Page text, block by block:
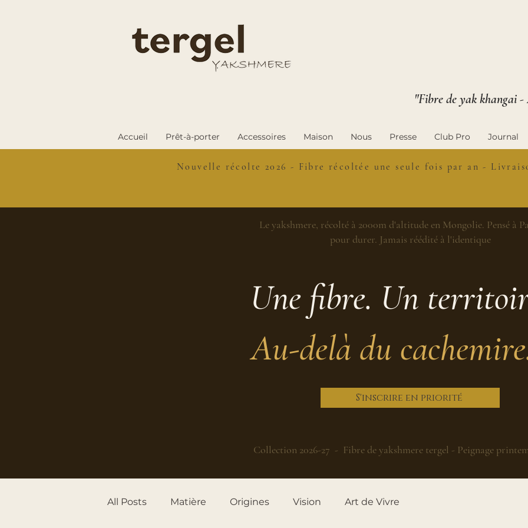
"Fibre de yak khangai
Accueil Prêt-à-porter Accessoires Maison Nous Presse Club Pro Journal
Nouvelle récolte 2026 - Fibre récoltée une seule fois par an -
Le yakshmere, récolté à 2000m d'altitude en Mongolie. Pensé à
pour durer. Jamais réédité à l'identique
Une fibre. Un
Au-delà du
S'inscrire en priorité
Collection 2026-27 - Fibre de yakshmere tergel - Peignage
All Posts Matière Origines Vision Art de Vivre